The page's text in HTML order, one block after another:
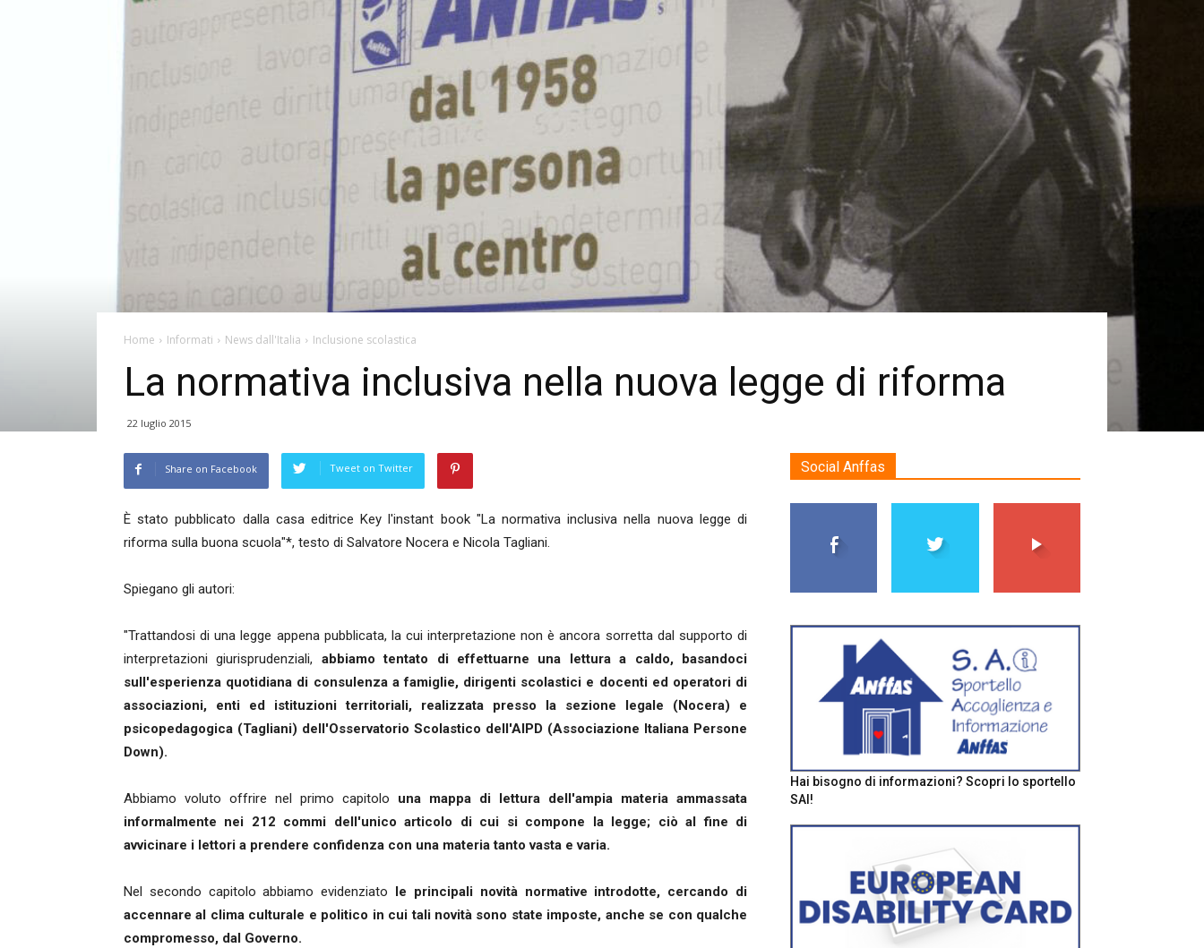
Home Informati News dall'Italia Inclusione scolastica
La normativa inclusiva nella nuova legge di riforma
22 luglio 2015
Share on Facebook Tweet on Twitter
È stato pubblicato dalla casa editrice Key l'instant book "La normativa inclusiva nella nuova legge di
riforma sulla buona scuola"*, testo di Salvatore Nocera e Nicola Tagliani.
Spiegano gli autori:
"Trattandosi di una legge appena pubblicata, la cui interpretazione non è ancora sorretta dal supporto di
interpretazioni giurisprudenziali, abbiamo tentato di effettuarne una lettura a caldo, basandoci
sull'esperienza quotidiana di consulenza a famiglie, dirigenti scolastici e docenti ed operatori di
associazioni, enti ed istituzioni territoriali, realizzata presso la sezione legale (Nocera) e
psicopedagogica (Tagliani) dell'Osservatorio Scolastico dell'AIPD (Associazione Italiana Persone
Down).
Abbiamo voluto offrire nel primo capitolo una mappa di lettura dell'ampia materia ammassata
informalmente nei 212 commi dell'unico articolo di cui si compone la legge; ciò al fine di
avvicinare i lettori a prendere confidenza con una materia tanto vasta e varia.
Nel secondo capitolo abbiamo evidenziato
le principali novità normative introdotte, cercando di
accennare al clima culturale e politico in cui tali novità sono state imposte, anche se con qualche
compromesso, dal Governo.
Social Anffas
Hai bisogno di informazioni? Scopri lo sportello
SAI!